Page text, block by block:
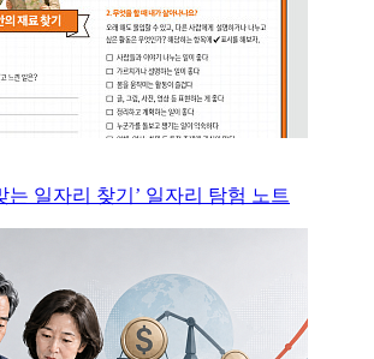
는 일자리 찾기’ 일자리 탐험 노트